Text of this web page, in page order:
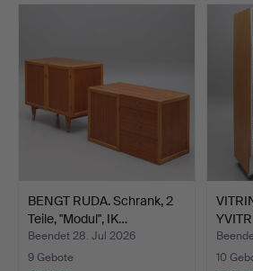
BENGT RUDA. Schrank, 2
Teile, "Modul", IK…
Beendet 28. Jul 2026
9 Gebote
10